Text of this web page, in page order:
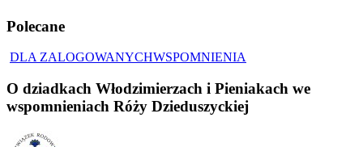
Polecane
DLA ZALOGOWANYCHWSPOMNIENIA
O dziadkach Włodzimierzach i Pieniakach we
wspomnieniach Róży Dzieduszyckiej